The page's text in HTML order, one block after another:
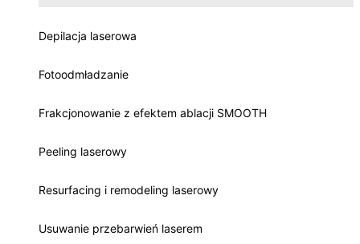
Depilacja laserowa
Fotoodmładzanie
Frakcjonowanie z efektem ablacji SMOOTH
Peeling laserowy
Resurfacing i remodeling laserowy
Usuwanie przebarwień laserem